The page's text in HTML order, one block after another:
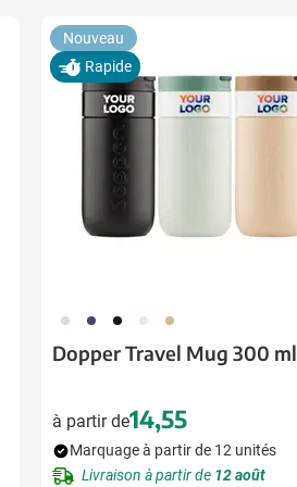
374 773 720 988 900
Dopper Travel Mug 300 ml
à partir de14,55
Nouveau
Rapide
Marquage à partir de 12 unités
Livraison à partir de 12 août